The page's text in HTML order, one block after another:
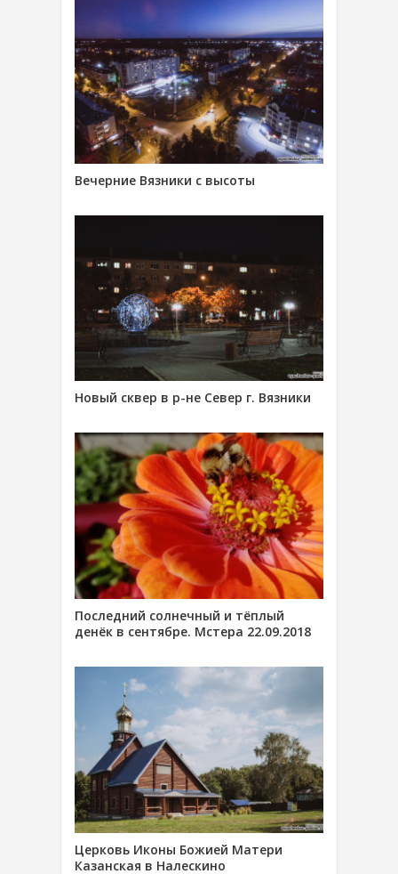
Вечерние Вязники с высоты
Новый сквер в р-не Север г. Вязники
Последний солнечный и тёплый
денёк в сентябре. Мстера 22.09.2018
Церковь Иконы Божией Матери
Казанская в Налескино